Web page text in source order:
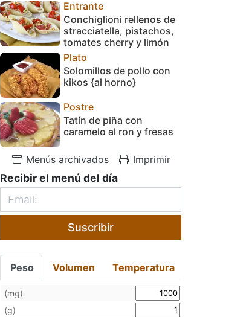
Entrante
Conchiglioni rellenos de
stracciatella, pistachos,
tomates cherry y limón
Plato
Solomillos de pollo con
kikos {al horno}
Postre
Tatín de piña con
caramelo al ron y fresas
Menús archivados Imprimir
Recibir el menú del día
Suscribir
Peso Volumen Temperatura
(mg)
(g)